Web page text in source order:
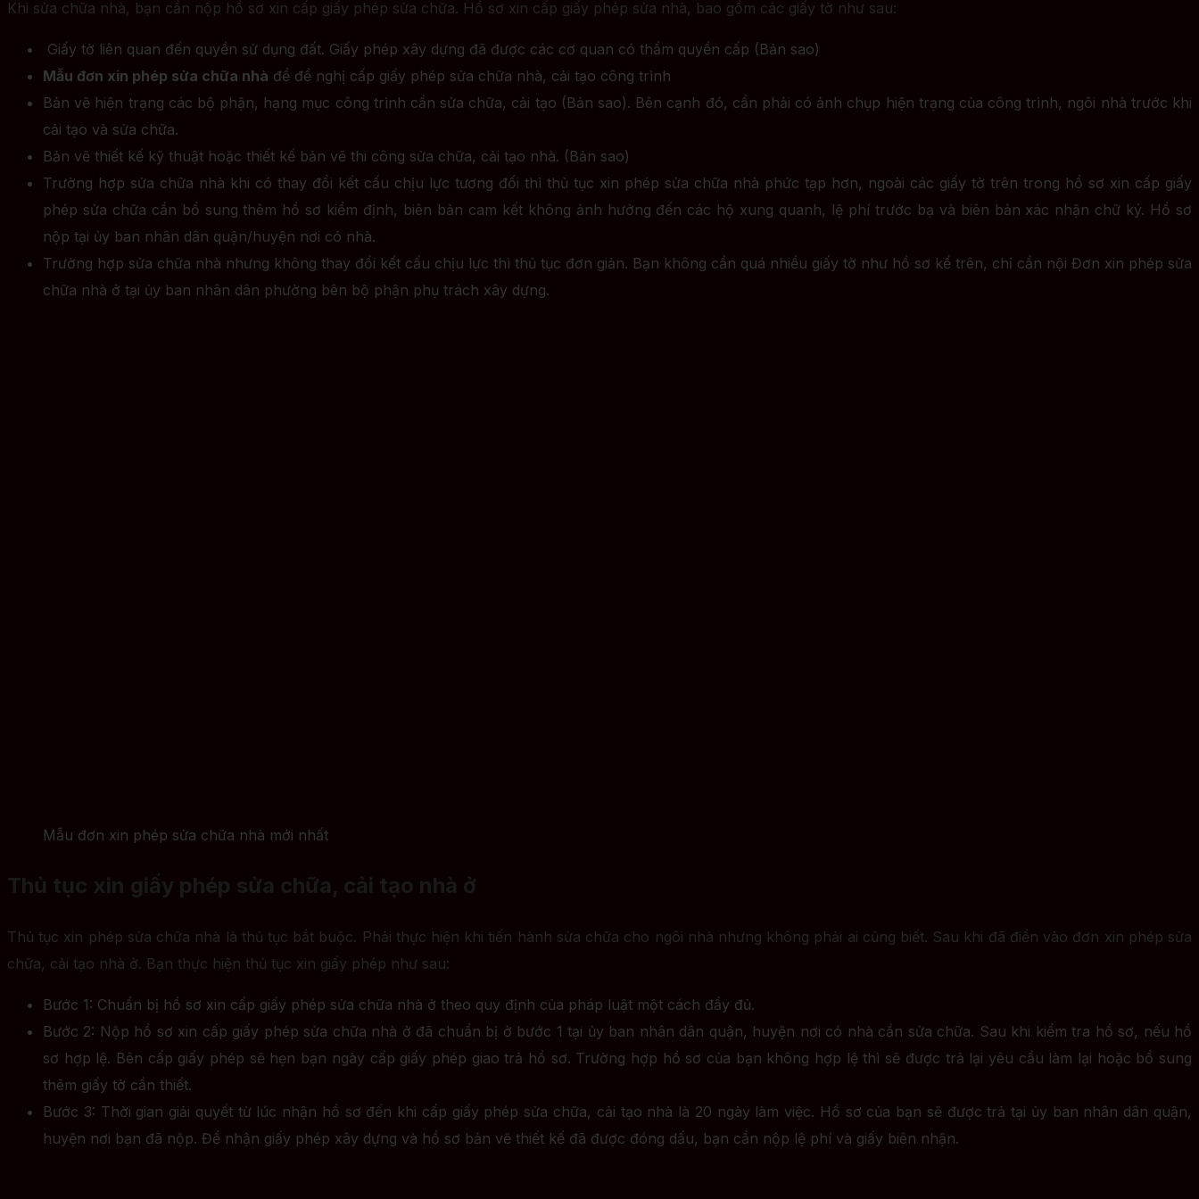
Khi sửa chữa nhà, bạn cần nộp hồ sơ xin cấp giấy phép sửa chữa. Hồ sơ xin cấp giấy phép sửa nhà, bao gồm các giấy tờ như sau:
Giấy tờ liên quan đến quyền sử dụng đất. Giấy phép xây dựng đã được các cơ quan có thẩm quyền cấp (Bản sao)
Mẫu đơn xin phép sửa chữa nhà để đề nghị cấp giấy phép sửa chữa nhà, cải tạo công trình
Bản vẽ hiện trạng các bộ phận, hạng mục công trình cần sửa chữa, cải tạo (Bản sao). Bên cạnh đó, cần phải có ảnh chụp hiện trạng của công trình, ngôi nhà trước khi
cải tạo và sửa chữa.
Bản vẽ thiết kế kỹ thuật hoặc thiết kế bản vẽ thi công sửa chữa, cải tạo nhà. (Bản sao)
Trường hợp sửa chữa nhà khi có thay đổi kết cấu chịu lực tương đối thì thủ tục xin phép sửa chữa nhà phức tạp hơn, ngoài các giấy tờ trên trong hồ sơ xin cấp giấy
phép sửa chữa cần bổ sung thêm hồ sơ kiểm định, biên bản cam kết không ảnh hưởng đến các hộ xung quanh, lệ phí trước bạ và biên bản xác nhận chữ ký. Hồ sơ
nộp tại ủy ban nhân dân quận/huyện nơi có nhà.
Trường hợp sửa chữa nhà nhưng không thay đổi kết cấu chịu lực thì thủ tục đơn giản. Bạn không cần quá nhiều giấy tờ như hồ sơ kể trên, chỉ cần nội Đơn xin phép sửa
chữa nhà ở tại ủy ban nhân dân phường bên bộ phận phụ trách xây dựng.
Mẫu đơn xin phép sửa chữa nhà mới nhất
Thủ tục xin giấy phép sửa chữa, cải tạo nhà ở
Thủ tục xin phép sửa chữa nhà là thủ tục bắt buộc. Phải thực hiện khi tiến hành sửa chữa cho ngôi nhà nhưng không phải ai cũng biết. Sau khi đã điền vào đơn xin phép sửa
chữa, cải tạo nhà ở. Bạn thực hiện thủ tục xin giấy phép như sau:
Bước 1: Chuẩn bị hồ sơ xin cấp giấy phép sửa chữa nhà ở theo quy định của pháp luật một cách đầy đủ.
Bước 2: Nộp hồ sơ xin cấp giấy phép sửa chữa nhà ở đã chuẩn bị ở bước 1 tại ủy ban nhân dân quận, huyện nơi có nhà cần sửa chữa. Sau khi kiểm tra hồ sơ, nếu hồ
sơ hợp lệ. Bên cấp giấy phép sẽ hẹn bạn ngày cấp giấy phép giao trả hồ sơ. Trường hợp hồ sơ của bạn không hợp lệ thì sẽ được trả lại yêu cầu làm lại hoặc bổ sung
thêm giấy tờ cần thiết.
Bước 3: Thời gian giải quyết từ lúc nhận hồ sơ đến khi cấp giấy phép sửa chữa, cải tạo nhà là 20 ngày làm việc. Hồ sơ của bạn sẽ được trả tại ủy ban nhân dân quận,
huyện nơi bạn đã nộp. Để nhận giấy phép xây dựng và hồ sơ bản vẽ thiết kế đã được đóng dấu, bạn cần nộp lệ phí và giấy biên nhận.